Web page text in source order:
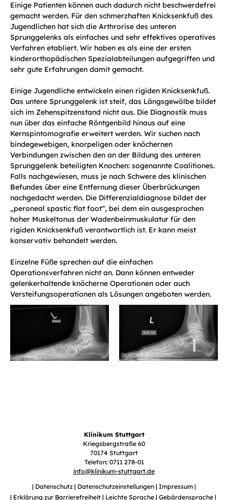
Einige Patienten können auch dadurch nicht beschwerdefrei
gemacht werden. Für den schmerzhaften Knicksenkfuß des
Jugendlichen hat sich die Arthrorise des unteren
Sprunggelenks als einfaches und sehr effektives operatives
Verfahren etabliert. Wir haben es als eine der ersten
kinderorthopädischen Spezialabteilungen aufgegriffen und
sehr gute Erfahrungen damit gemacht.
Einige Jugendliche entwickeln einen rigiden Knicksenkfuß.
Das untere Sprunggelenk ist steif, das Längsgewölbe bildet
sich im Zehenspitzenstand nicht aus. Die Diagnostik muss
nun über das einfache Röntgenbild hinaus auf eine
Kernspintomografie erweitert werden. Wir suchen nach
bindegewebigen, knorpeligen oder knöchernen
Verbindungen zwischen den an der Bildung des unteren
Sprunggelenk beteiligten Knochen: sogenannte Coalitiones.
Falls nachgewiesen, muss je nach Schwere des klinischen
Befundes über eine Entfernung dieser Überbrückungen
nachgedacht werden. Die Differenzialdiagnose bildet der
„peroneal spastic flat foot“, bei dem ein ausgesprochen
hoher Muskeltonus der Wadenbeinmuskulatur für den
rigiden Knicksenkfuß verantwortlich ist. Er kann meist
konservativ behandelt werden.
Einzelne Füße sprechen auf die einfachen
Operationsverfahren nicht an. Dann können entweder
gelenkerhaltende knöcherne Operationen oder auch
Versteifungsoperationen als Lösungen angeboten werden.
Klinikum Stuttgart
Kriegsbergstraße 60
70174 Stuttgart
Telefon: 0711 278-01
info@klinikum-stuttgart.de
Datenschutz
Datenschutzeinstellungen Impressum
Erklärung zur Barrierefreiheit
Leichte Sprache Gebärdensprache